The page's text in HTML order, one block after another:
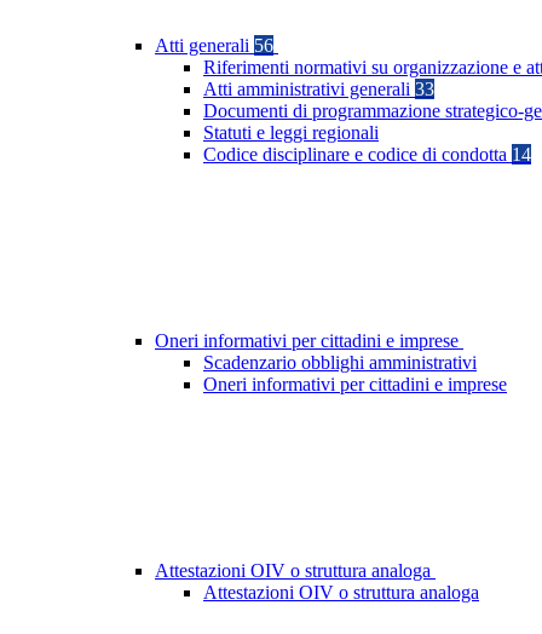
Atti generali 56
Riferimenti normativi su organizzazione e
Atti amministrativi generali 33
Documenti di programmazione strategico-
Statuti e leggi regionali
Codice disciplinare e codice di condotta 14
Oneri informativi per cittadini e imprese
Scadenzario obblighi amministrativi
Oneri informativi per cittadini e imprese
Attestazioni OIV o struttura analoga
Attestazioni OIV o struttura analoga